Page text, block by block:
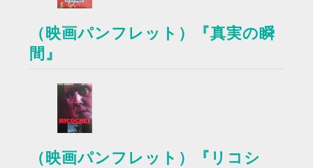
（映画パンフレット）『真実の瞬
間』
（映画パンフレット）『リコシ